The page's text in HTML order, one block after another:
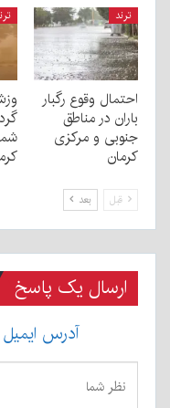
ترند
احتمال وقوع رگبار
باران در مناطق
جنوبی و مرکزی
کرمان
قبل بعد
ارسال یک پاسخ
آدرس